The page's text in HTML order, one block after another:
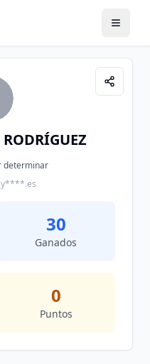
determinar
30
Ganados
0
Puntos